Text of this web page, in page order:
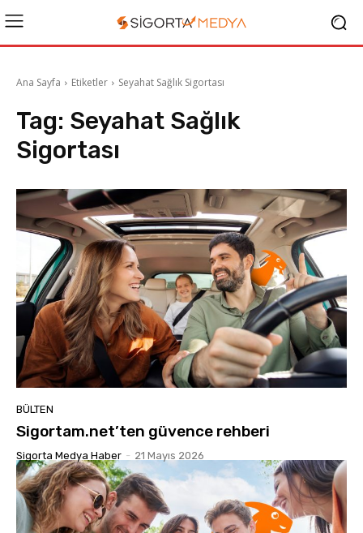
Ana Sayfa Etiketler Seyahat Sağlık Sigortası
Tag: Seyahat Sağlık
Sigortası
BÜLTEN
Sigortam.net’ten güvence rehberi
Sigorta Medya Haber - 21 Mayıs 2026